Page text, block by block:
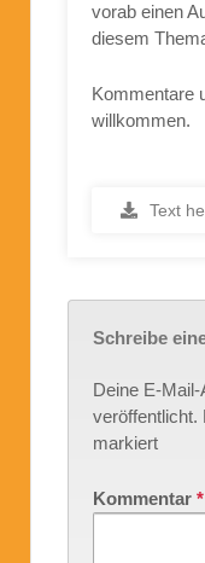
vorab einen
diesem
Kommentare
willkommen.
Text
Schreibe
Deine E-
veröffentlicht.
markiert
Kommentar *